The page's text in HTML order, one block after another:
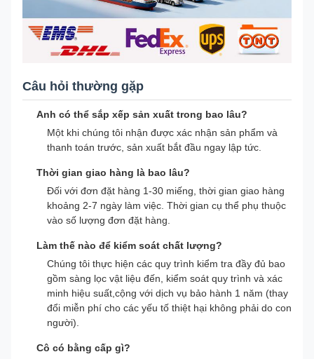
Câu hỏi thường gặp
Anh có thể sắp xếp sản xuất trong bao lâu?
Một khi chúng tôi nhận được xác nhận sản phẩm và
thanh toán trước, sản xuất bắt đầu ngay lập tức.
Thời gian giao hàng là bao lâu?
Đối với đơn đặt hàng 1-30 miếng, thời gian giao hàng
khoảng 2-7 ngày làm việc. Thời gian cụ thể phụ thuộc
vào số lượng đơn đặt hàng.
Làm thế nào để kiểm soát chất lượng?
Chúng tôi thực hiện các quy trình kiểm tra đầy đủ bao
gồm sàng lọc vật liệu đến, kiểm soát quy trình và xác
minh hiệu suất,cộng với dịch vụ bảo hành 1 năm (thay
đổi miễn phí cho các yếu tố thiệt hại không phải do con
người).
Cô có bằng cấp gì?